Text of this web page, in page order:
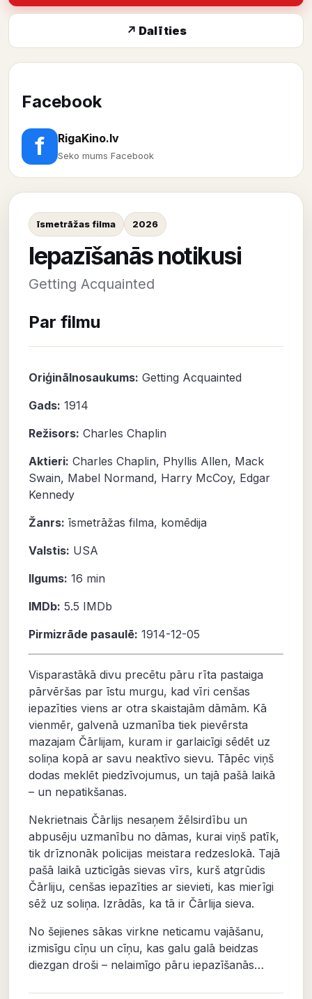
↗ Dalīties
Facebook
f RigaKino.lv
Seko mums Facebook
īsmetrāžas filma 2026
Iepazīšanās notikusi
Getting Acquainted
Par filmu
Oriģinālnosaukums: Getting Acquainted
Gads: 1914
Režisors: Charles Chaplin
Aktieri: Charles Chaplin, Phyllis Allen, Mack
Swain, Mabel Normand, Harry McCoy, Edgar
Kennedy
Žanrs: īsmetrāžas filma, komēdija
Valstis: USA
Ilgums: 16 min
IMDb: 5.5 IMDb
Pirmizrāde pasaulē: 1914-12-05
Visparastākā divu precētu pāru rīta pastaiga
pārvēršas par īstu murgu, kad vīri cenšas
iepazīties viens ar otra skaistajām dāmām. Kā
vienmēr, galvenā uzmanība tiek pievērsta
mazajam Čārlijam, kuram ir garlaicīgi sēdēt uz
soliņa kopā ar savu neaktīvo sievu. Tāpēc viņš
dodas meklēt piedzīvojumus, un tajā pašā laikā
– un nepatikšanas.
Nekrietnais Čārlijs nesaņem žēlsirdību un
abpusēju uzmanību no dāmas, kurai viņš patīk,
tik drīznonāk policijas meistara redzeslokā. Tajā
pašā laikā uzticīgās sievas vīrs, kurš atgrūdis
Čārliju, cenšas iepazīties ar sievieti, kas mierīgi
sēž uz soliņa. Izrādās, ka tā ir Čārlija sieva.
No šejienes sākas virkne neticamu vajāšanu,
izmisīgu cīņu un cīņu, kas galu galā beidzas
diezgan droši – nelaimīgo pāru iepazīšanās…